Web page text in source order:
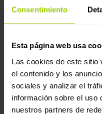
Consentimiento
Esta página web usa
Las cookies de este sitio
el contenido y los
sociales y analizar el
información sobre el uso
nuestros partners de
Digitalización de flotas